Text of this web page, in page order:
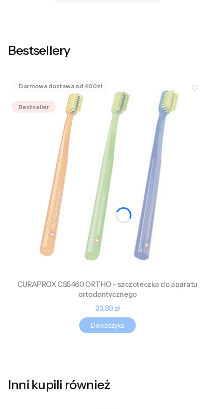
Bestsellery
Bestseller
CURAPROX CS5460 ORTHO - szczoteczka do aparatu
ortodontycznego
Cena
23,99 zł
Do koszyka
Inni kupili również